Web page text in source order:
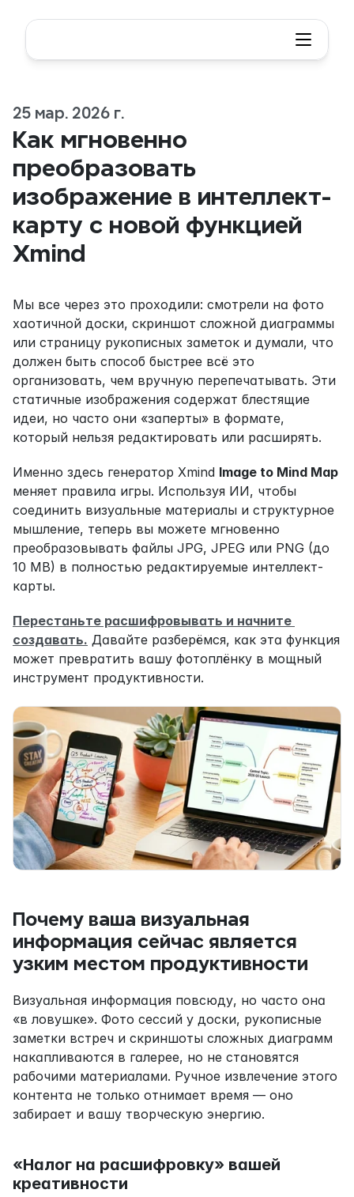
25 мар. 2026 г.
Как мгновенно
преобразовать
изображение в интеллект-
карту с новой функцией
Xmind
Мы все через это проходили: смотрели на фото
хаотичной доски, скриншот сложной диаграммы
или страницу рукописных заметок и думали, что
должен быть способ быстрее всё это
организовать, чем вручную перепечатывать. Эти
статичные изображения содержат блестящие
идеи, но часто они «заперты» в формате,
который нельзя редактировать или расширять.
Именно здесь генератор Xmind Image to Mind Map
меняет правила игры. Используя ИИ, чтобы
соединить визуальные материалы и структурное
мышление, теперь вы можете мгновенно
преобразовывать файлы JPG, JPEG или PNG (до
10 MB) в полностью редактируемые интеллект-
карты.
Перестаньте расшифровывать и начните
создавать. Давайте разберёмся, как эта функция
может превратить вашу фотоплёнку в мощный
инструмент продуктивности.
Почему ваша визуальная
информация сейчас является
узким местом продуктивности
Визуальная информация повсюду, но часто она
«в ловушке». Фото сессий у доски, рукописные
заметки встреч и скриншоты сложных диаграмм
накапливаются в галерее, но не становятся
рабочими материалами. Ручное извлечение этого
контента не только отнимает время — оно
забирает и вашу творческую энергию.
«Налог на расшифровку» вашей
креативности